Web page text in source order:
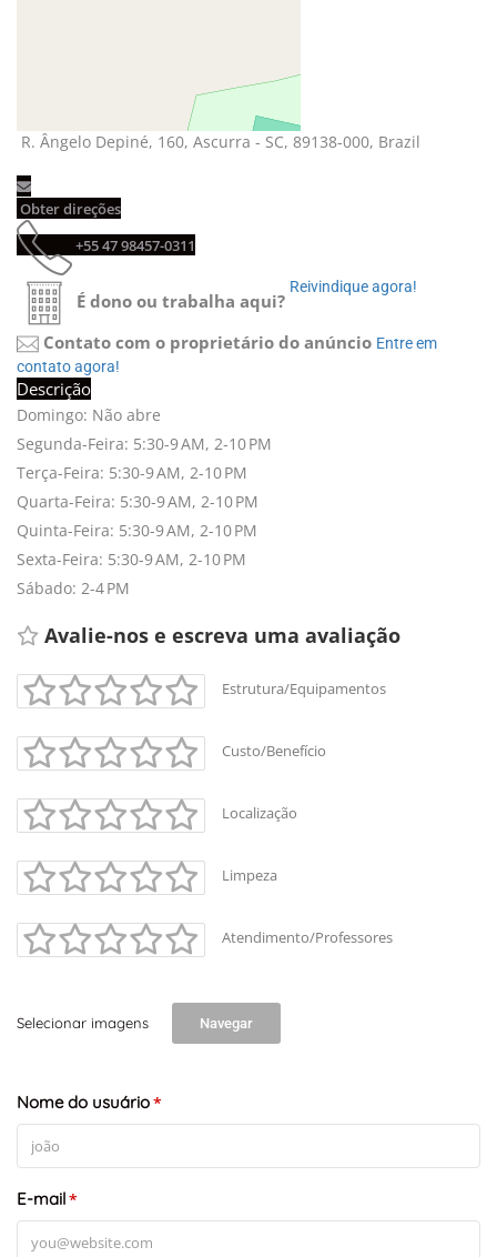
R. Ângelo Depiné, 160, Ascurra - SC, 89138-000, Brazil
Obter direções
+55 47 98457-0311
É dono ou trabalha aqui?
Reivindique agora!
Contato com o proprietário do anúncio Entre em
contato agora!
Descrição
Domingo: Não abre
Segunda-Feira: 5:30-9 AM, 2-10 PM
Terça-Feira: 5:30-9 AM, 2-10 PM
Quarta-Feira: 5:30-9 AM, 2-10 PM
Quinta-Feira: 5:30-9 AM, 2-10 PM
Sexta-Feira: 5:30-9 AM, 2-10 PM
Sábado: 2-4 PM
Avalie-nos e escreva uma avaliação
Estrutura/Equipamentos
Custo/Benefício
Localização
Limpeza
Atendimento/Professores
Selecionar imagens Navegar
Nome do usuário*
E-mail*